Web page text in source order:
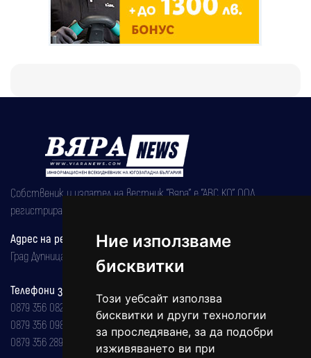
Ние използваме
бисквитки
Този уебсайт използва
бисквитки и други технологии
за проследяване, за да подобри
изживяването ви при
Собственик и издател на вестник "Вяра" е "АВС КО" ООД,
регистрирана на 08.05.2002 година.
Адрес на редакцията
Град Дупница, ул.''Христо Ботев" 43
Телефони за реклама и абонаменти
0879 356 082
0879 356 098
0879 356 289